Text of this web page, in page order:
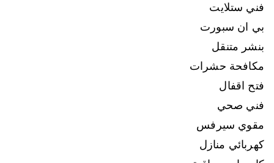
فني ستلايت
بي ان سبورت
بنشر متنقل
مكافحة حشرات
فتح اقفال
فني صحي
مقوي سيرفس
كهربائي منازل